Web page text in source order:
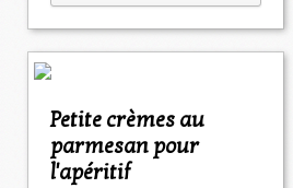
Petite crèmes au
parmesan pour
l'apéritif